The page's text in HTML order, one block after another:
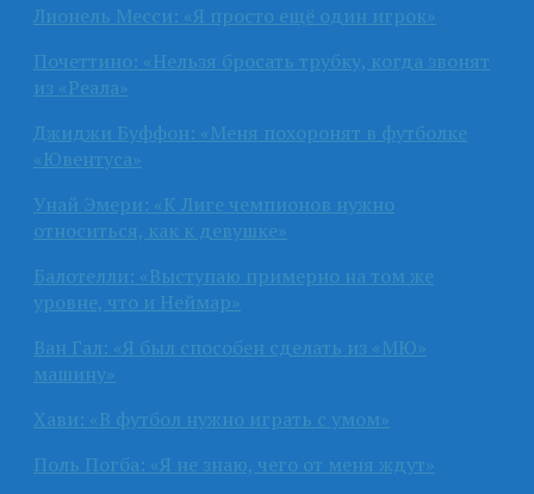
Лионель Месси: «Я просто ещё один игрок»
Почеттино: «Нельзя бросать трубку, когда звонят
из «Реала»
Джиджи Буффон: «Меня похоронят в футболке
«Ювентуса»
Унай Эмери: «К Лиге чемпионов нужно
относиться, как к девушке»
Балотелли: «Выступаю примерно на том же
уровне, что и Неймар»
Ван Гал: «Я был способен сделать из «МЮ»
машину»
Хави: «В футбол нужно играть с умом»
Поль Погба: «Я не знаю, чего от меня ждут»